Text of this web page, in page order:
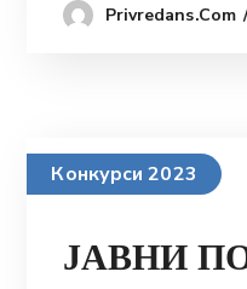
Privredans.com
Конкурси 2023
ЈАВНИ